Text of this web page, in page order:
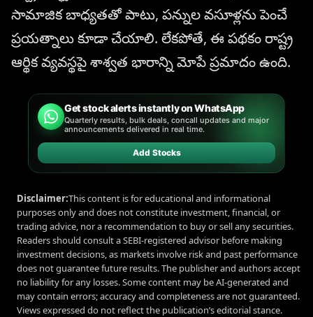
సామాజిక బాధ్యతతో పాటు, పన్నుల వసూళ్లను పెంచే
ప్రయత్నాలు కూడా చేయాలి. లేకపోతే, ఈ పథకం రాష్ట్ర
ఆర్థిక వ్యవస్థపై శాశ్వత భారాన్ని మోపే ప్రమాదం ఉంది.
Get stock alerts instantly on WhatsApp
Quarterly results, bulk deals, concall updates and major
announcements delivered in real time.
Add Stocks
Disclaimer:This content is for educational and informational
purposes only and does not constitute investment, financial, or
trading advice, nor a recommendation to buy or sell any securities.
Readers should consult a SEBI-registered advisor before making
investment decisions, as markets involve risk and past performance
does not guarantee future results. The publisher and authors accept
no liability for any losses. Some content may be AI-generated and
may contain errors; accuracy and completeness are not guaranteed.
Views expressed do not reflect the publication’s editorial stance.